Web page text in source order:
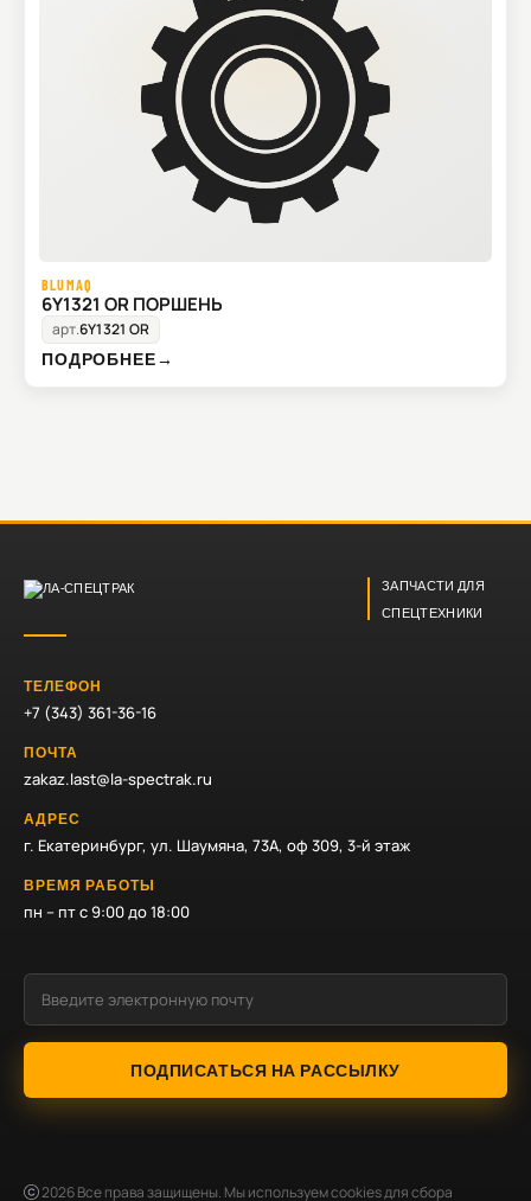
BLUMAQ
6Y1321 OR ПОРШЕНЬ
арт.6Y1321 OR
ПОДРОБНЕЕ→
ЗАПЧАСТИ ДЛЯ
СПЕЦТЕХНИКИ
ТЕЛЕФОН
+7 (343) 361-36-16
ПОЧТА
zakaz.last@la-spectrak.ru
АДРЕС
г. Екатеринбург, ул. Шаумяна, 73А, оф 309, 3-й этаж
ВРЕМЯ РАБОТЫ
пн – пт с 9:00 до 18:00
ПОДПИСАТЬСЯ НА РАССЫЛКУ
2026Все права защищены. Мы используем cookies для сбора